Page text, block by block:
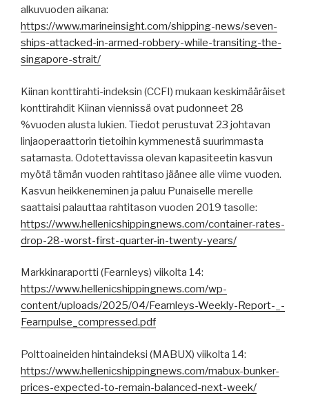
alkuvuoden aikana:
https://www.marineinsight.com/shipping-news/seven-
ships-attacked-in-armed-robbery-while-transiting-the-
singapore-strait/
Kiinan konttirahti-indeksin (CCFI) mukaan keskimääräiset
konttirahdit Kiinan viennissä ovat pudonneet 28
%vuoden alusta lukien. Tiedot perustuvat 23 johtavan
linjaoperaattorin tietoihin kymmenestä suurimmasta
satamasta. Odotettavissa olevan kapasiteetin kasvun
myötä tämän vuoden rahtitaso jäänee alle viime vuoden.
Kasvun heikkeneminen ja paluu Punaiselle merelle
saattaisi palauttaa rahtitason vuoden 2019 tasolle:
https://www.hellenicshippingnews.com/container-rates-
drop-28-worst-first-quarter-in-twenty-years/
Markkinaraportti (Fearnleys) viikolta 14:
https://www.hellenicshippingnews.com/wp-
content/uploads/2025/04/Fearnleys-Weekly-Report-_-
Fearnpulse_compressed.pdf
Polttoaineiden hintaindeksi (MABUX) viikolta 14:
https://www.hellenicshippingnews.com/mabux-bunker-
prices-expected-to-remain-balanced-next-week/